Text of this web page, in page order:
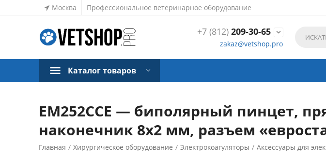
Москва Профессиональное ветеринарное оборудование
+7 (812)209-30-65 
zakaz@vetshop.pro
Каталог товаров
ЕМ252ССЕ — биполярный пинцет,
наконечник 8х2 мм, разъем
Главная / Хирургическое оборудование / Электрокоагуляторы / Аксессуары для